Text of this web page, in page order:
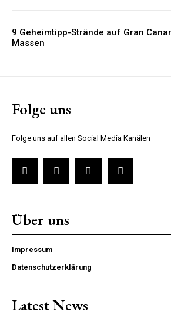
9 Geheimtipp-Strände auf Gran
Massen
Folge uns
Folge uns auf allen Social Media Kanälen
Über uns
Impressum
Datenschutzerklärung
Latest News